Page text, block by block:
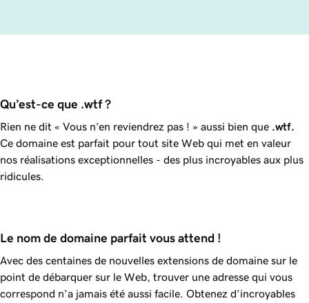
Qu’est-ce que .wtf ?
Rien ne dit « Vous n’en reviendrez pas ! » aussi bien que .wtf.
Ce domaine est parfait pour tout site Web qui met en valeur
nos réalisations exceptionnelles - des plus incroyables aux plus
ridicules.
Le nom de domaine parfait vous attend !
Avec des centaines de nouvelles extensions de domaine sur le
point de débarquer sur le Web, trouver une adresse qui vous
correspond n’a jamais été aussi facile. Obtenez d’incroyables